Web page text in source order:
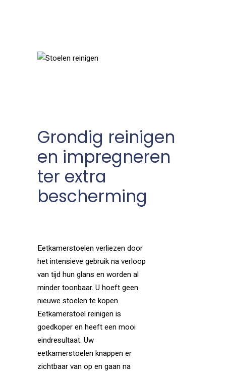
Grondig reinigen
en impregneren
ter extra
bescherming
Eetkamerstoelen verliezen door
het intensieve gebruik na verloop
van tijd hun glans en worden al
minder toonbaar. U hoeft geen
nieuwe stoelen te kopen.
Eetkamerstoel reinigen is
goedkoper en heeft een mooi
eindresultaat. Uw
eetkamerstoelen knappen er
zichtbaar van op en gaan na